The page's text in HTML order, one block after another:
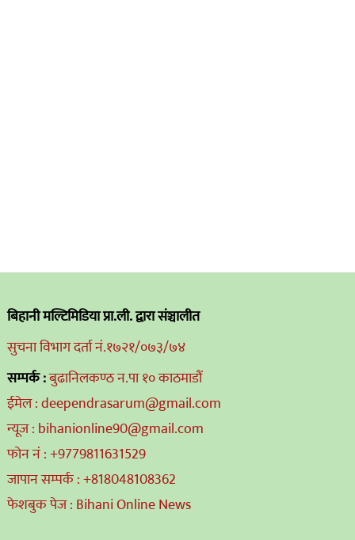
बिहानी मल्टिमिडिया प्रा.ली. द्वारा संञ्चालीत
सुचना विभाग दर्ता नं.१७२१/०७३/७४
सम्पर्क :बुढानिलकण्ठ न.पा १० काठमाडौं
ईमेल : deependrasarum@gmail.com
न्यूज : bihanionline90@gmail.com
फोन नं : +9779811631529
जापान सम्पर्क : +818048108362
फेशबुक पेज : Bihani Online News